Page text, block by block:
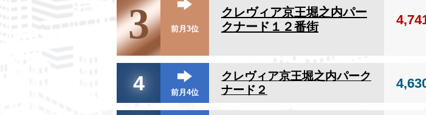
3 前月3位
クレヴィア京王堀之内パー
クナード１２番街
4 前月4位
クレヴィア京王堀之内パーク
ナード２